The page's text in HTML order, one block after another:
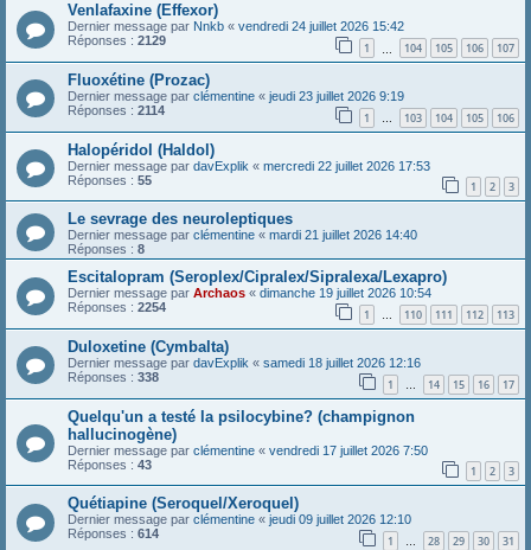
Venlafaxine (Effexor)
Dernier message par Nnkb « vendredi 24 juillet 2026 15:42
Réponses : 2129 1 104 105 106 107
Fluoxétine (Prozac)
Dernier message par clémentine « jeudi 23 juillet 2026 9:19
Réponses : 2114 1 … 103 104 105 106
Halopéridol (Haldol)
Dernier message par davExplik « mercredi 22 juillet 2026 17:53
Réponses : 55 1 2 3
Le sevrage des neuroleptiques
Dernier message par clémentine « mardi 21 juillet 2026 14:40
Réponses : 8
Escitalopram (Seroplex/Cipralex/Sipralexa/Lexapro)
Dernier message par Archaos « dimanche 19 juillet 2026 10:54
Réponses : 2254 1 … 110 111 112 113
Duloxetine (Cymbalta)
Dernier message par davExplik « samedi 18 juillet 2026 12:16
Réponses : 338 1 … 14 15 16 17
Quelqu'un a testé la psilocybine? (champignon
hallucinogène)
Dernier message par clémentine « vendredi 17 juillet 2026 7:50
Réponses : 43 1 2 3
Quétiapine (Seroquel/Xeroquel)
Dernier message par clémentine « jeudi 09 juillet 2026 12:10
Réponses : 614 1 … 28 29 30 31